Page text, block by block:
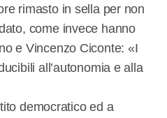
rimasto in sella per non
come invece hanno
e Vincenzo Ciconte: «I
all’autonomia e alla
democratico ed a